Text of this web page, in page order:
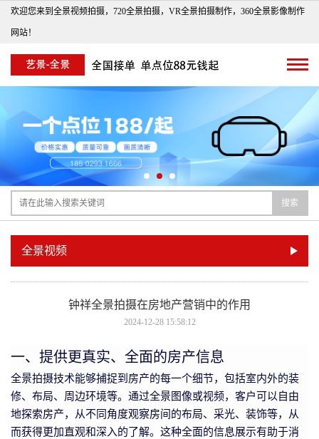
欢迎您来到全景视频拍摄，720全景拍摄，VR全景拍摄制作，360全景影像制作
网站！
搜索
全景视频
钟祥全景拍摄在房地产营销中的作用
2024-12-28 15:58:12
一、提供更真实、全面的房产信息
全景拍摄技术能够捕捉到房产的每一个细节，包括室内外的装
修、布局、周边环境等。通过全景图像或视频，客户可以自由
地探索房产，从不同角度观察房间的布局、采光、装饰等，从
而获得更加直观和深入的了解。这种全面的信息展示有助于消